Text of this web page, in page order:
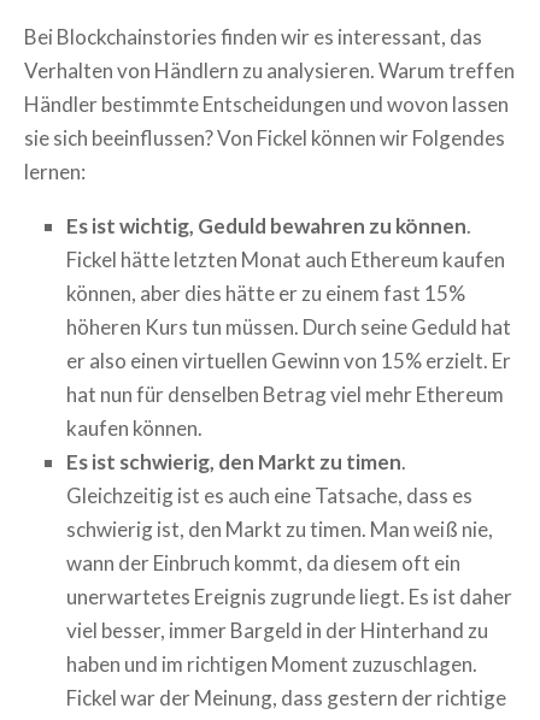
Bei Blockchainstories finden wir es interessant, das
Verhalten von Händlern zu analysieren. Warum treffen
Händler bestimmte Entscheidungen und wovon lassen
sie sich beeinflussen? Von Fickel können wir Folgendes
lernen:
Es ist wichtig, Geduld bewahren zu können.
Fickel hätte letzten Monat auch Ethereum kaufen
können, aber dies hätte er zu einem fast 15%
höheren Kurs tun müssen. Durch seine Geduld hat
er also einen virtuellen Gewinn von 15% erzielt. Er
hat nun für denselben Betrag viel mehr Ethereum
kaufen können.
Es ist schwierig, den Markt zu timen.
Gleichzeitig ist es auch eine Tatsache, dass es
schwierig ist, den Markt zu timen. Man weiß nie,
wann der Einbruch kommt, da diesem oft ein
unerwartetes Ereignis zugrunde liegt. Es ist daher
viel besser, immer Bargeld in der Hinterhand zu
haben und im richtigen Moment zuzuschlagen.
Fickel war der Meinung, dass gestern der richtige